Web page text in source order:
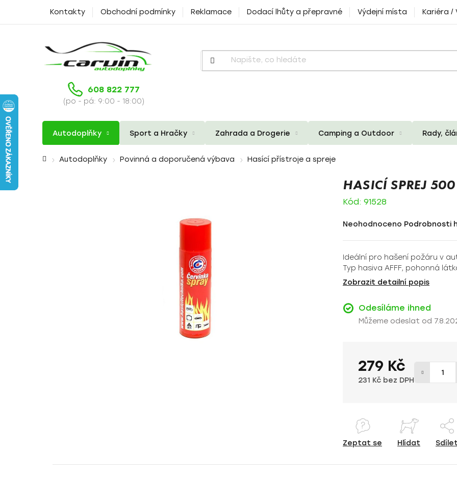
Kontakty Obchodní podmínky Reklamace Dodací lhůty a přepravné Výdejní místa Kariéra /
608 822 777
(po - pá: 9:00 - 18:00)
Autodoplňky Sport a Hračky Zahrada a Drogerie Camping a Outdoor Rady,
Domů Autodoplňky Povinná a doporučená výbava Hasící přístroje a spreje
HASICÍ SPREJ
Kód: 91528
Průměrné
je
0,0
z
hvězdiček.
Neohodnoceno Podrobnosti
Ideální pro hašení požáru v
Typ hasiva AFFF, pohonná
Zobrazit detailní popis
Odesíláme ihned
279 Kč
231 Kč bez DPH
Zeptat se Hlídat